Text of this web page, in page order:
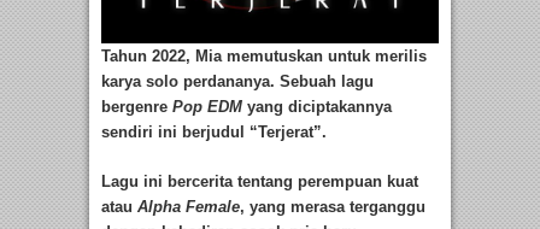
Tahun 2022, Mia memutuskan untuk merilis
karya solo perdananya. Sebuah lagu
bergenre Pop EDM yang diciptakannya
sendiri ini berjudul “Terjerat”.
Lagu ini bercerita tentang perempuan kuat
atau Alpha Female, yang merasa terganggu